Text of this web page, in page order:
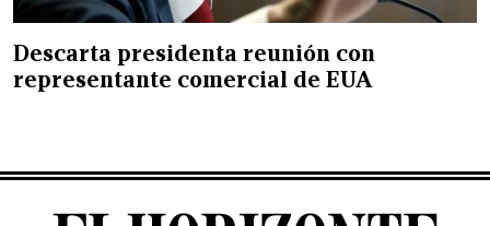
Descarta presidenta reunión con
representante comercial de EUA